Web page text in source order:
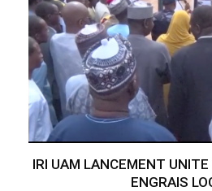
IRI UAM LANCEMENT
ENGRAIS